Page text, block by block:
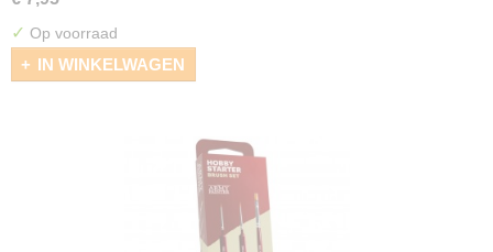
✓ Op voorraad
IN WINKELWAGEN